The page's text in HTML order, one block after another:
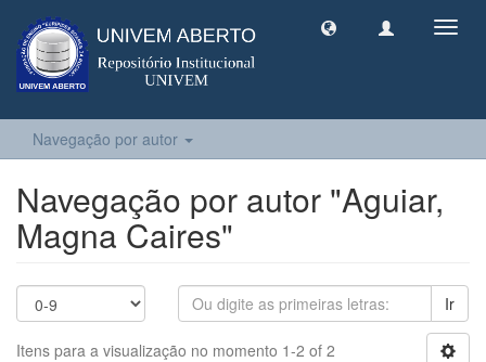
Navegação por autor
Navegação por autor "Aguiar,
Magna Caires"
Ir
Itens para a visualização no momento 1-2 of 2